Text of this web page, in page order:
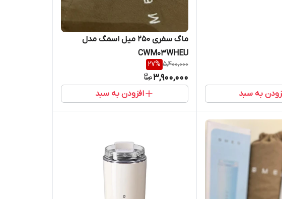
به سبد
ماگ سفری 250 میل اسمگ مدل
CWM03WHEU
5,400,000
27%
3,900,000
افزودن به سبد